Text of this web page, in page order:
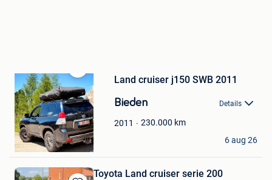
Bewaren
in
Mijn
Favorieten
Land cruiser j150 SWB 2011
Bieden Details
2011 230.000 km
Vic Trpp
Kortrijk
6 aug 26
Toyota Land cruiser serie 200